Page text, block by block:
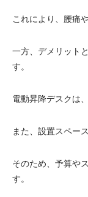
これにより、腰痛
一方、デメリット
す。
電動昇降デスクは
また、設置スペー
そのため、予算や
す。